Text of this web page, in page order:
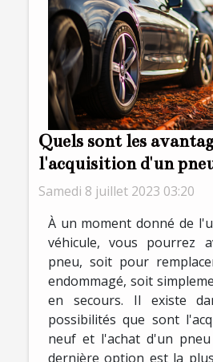
Quels sont les
l'acquisition d'un
Samedi 8 juillet 2023 03:20
À un moment donné de
véhicule, vous pourrez
pneu, soit pour
endommagé, soit
en secours. Il existe
possibilités que sont
neuf et l'achat d'un pneu
dernière option est la